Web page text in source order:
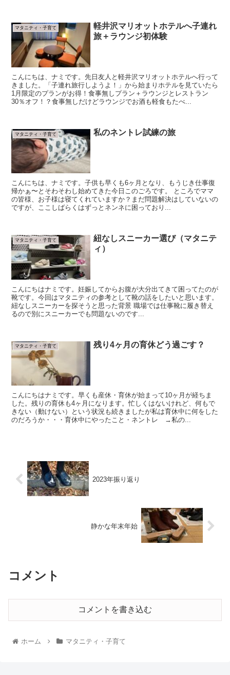
マタニティ・子育て
軽井沢マリオットホテルへ子連れ
旅＋ラウンジ初体験
こんにちは、ナミです。先日友人と軽井沢マリオットホテルへ行って
きました。「子連れ旅行しようよ！」から始まりホテルを見ていたら
1月限定のプランがお得！食事無しプラン＋ラウンジとレストラン
30％オフ！？食事無しだけどラウンジでお酒も軽食もたべ...
マタニティ・子育て 私のネントレ試練の旅
こんにちは、ナミです。子供も早くも6ヶ月となり、もうじき仕事復
帰かぁ〜とそわそわし始めてきた今日このごろです。 ところでママ
の皆様、お子様は寝てくれていますか？まだ問題解決はしていないの
ですが、ここしばらくはずっとネンネに困っており...
マタニティ・子育て
紐なしスニーカー選び（マタニテ
ィ）
こんにちはナミです。妊娠してからお腹が大分出てきて困ってたのが
靴です。今回はマタニティの参考として靴の話をしたいと思います。
紐なしスニーカーを探そうと思った背景 職場では仕事靴に履き替え
るので別にスニーカーでも問題ないのです...
マタニティ・子育て 残り4ヶ月の育休どう過ごす？
こんにちはナミです。早くも産休・育休が始まって10ヶ月が経ちま
した。残りの育休も4ヶ月になります。忙しくはないけれど、何もで
きない（動けない）という状況も続きましたが私は育休中に何をした
のだろうか・・・育休中にやったこと・ネントレ →私の...
2023年振り返り
静かな年末年始
コメント
コメントを書き込む
ホーム マタニティ・子育て